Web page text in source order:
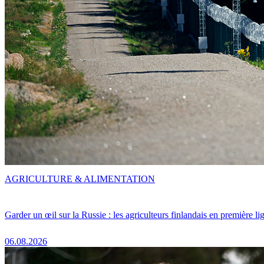
Garder un œil sur la Russie : les agriculteurs finlandais en première
06.08.2026
AGRICULTURE & ALIMENTATION